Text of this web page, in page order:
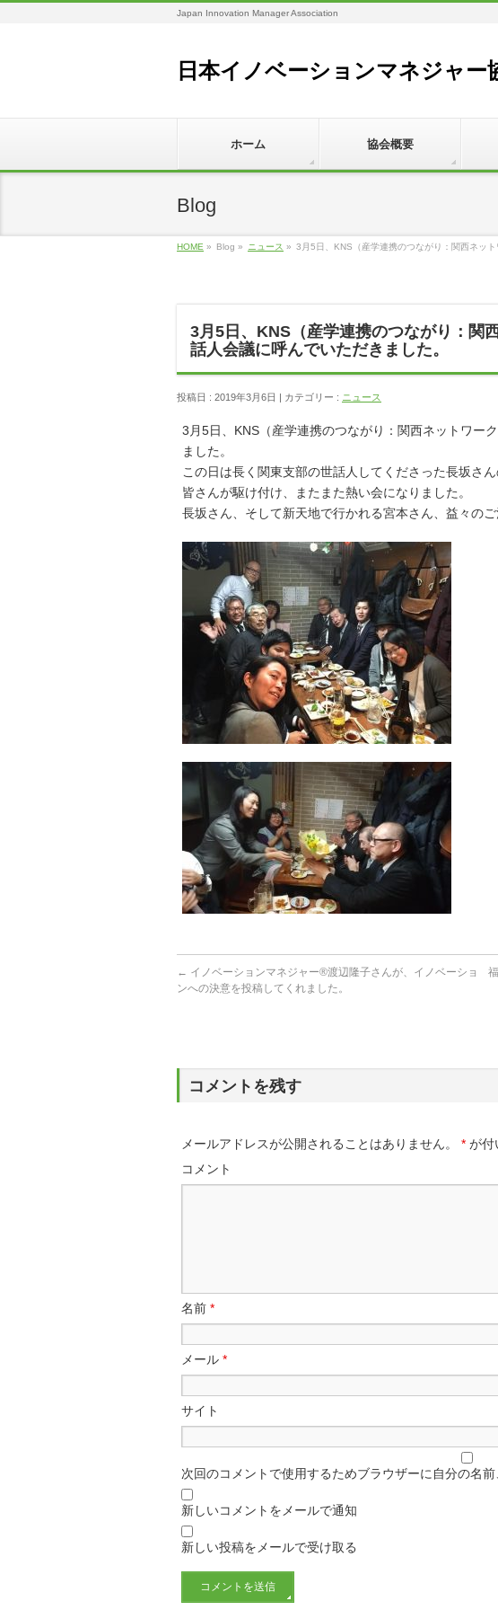
Japan Innovation Manager Association
日本イノベーションマネジャー
ホーム 協会概要
Blog
HOME » Blog » ニュース » 3月5日、KNS（産学連携のつながり：関西ネッ
3月5日、KNS（産学連携のつながり：関
話人会議に呼んでいただきました。
投稿日 : 2019年3月6日 | カテゴリー : ニュース
3月5日、KNS（産学連携のつながり：関西ネットワー
ました。
この日は長く関東支部の世話人してくださった長坂さ
皆さんが駆け付け、またまた熱い会になりました。
長坂さん、そして新天地で行かれる宮本さん、益々の
← イノベーションマネジャー®渡辺隆子さんが、イノベーショ
ンへの決意を投稿してくれました。
コメントを残す
メールアドレスが公開されることはありません。 * が付
コメント
名前 *
メール *
サイト
次回のコメントで使用するためブラウザーに自分の名
新しいコメントをメールで通知
新しい投稿をメールで受け取る